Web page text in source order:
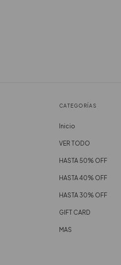
CATEGORÍAS
Inicio
VER TODO
HASTA 50% OFF
HASTA 40% OFF
HASTA 30% OFF
GIFT CARD
MAS